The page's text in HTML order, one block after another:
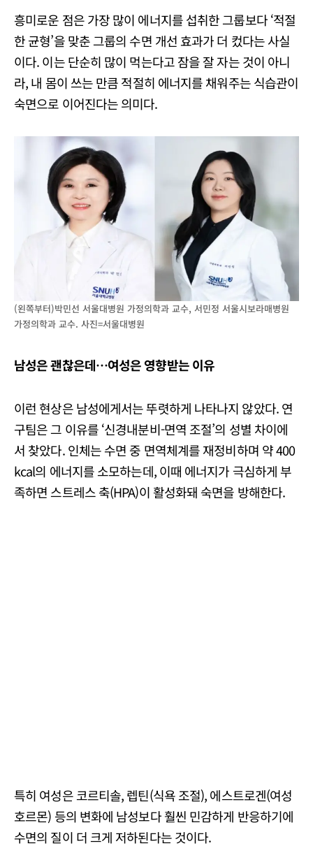
흥미로운 점은 가장 많이 에너지를 섭취한 그룹보다 ‘적절
한 균형’을 맞춘 그룹의 수면 개선 효과가 더 컸다는 사실
이다. 이는 단순히 많이 먹는다고 잠을 잘 자는 것이 아니
라, 내 몸이 쓰는 만큼 적절히 에너지를 채워주는 식습관이
숙면으로 이어진다는 의미다.
(왼쪽부터)박민선 서울대병원 가정의학과 교수, 서민정 서울시보라매병원
가정의학과 교수. 사진=서울대병원
남성은 괜찮은데…여성은 영향받는 이유
이런 현상은 남성에게서는 뚜렷하게 나타나지 않았다. 연
구팀은 그 이유를 ‘신경내분비-면역 조절’의 성별 차이에
서 찾았다. 인체는 수면 중 면역체계를 재정비하며 약 400
kcal의 에너지를 소모하는데, 이때 에너지가 극심하게 부
족하면 스트레스 축(HPA)이 활성화돼 숙면을 방해한다.
특히 여성은 코르티솔, 렙틴(식욕 조절), 에스트로겐(여성
호르몬) 등의 변화에 남성보다 훨씬 민감하게 반응하기에
수면의 질이 더 크게 저하된다는 것이다.